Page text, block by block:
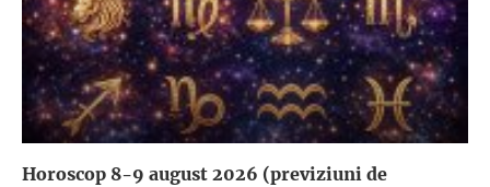
Horoscop 8-9 august 2026 (previziuni de